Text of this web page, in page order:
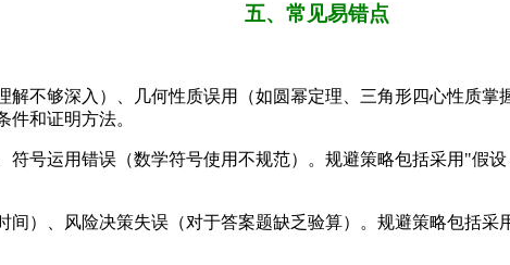
五、常见易错点
解不够深入）、几何性质误用（如圆幂定理、三角形四心性质
和证明方法。
符号运用错误（数学符号使用不规范）。规避策略包括采用"
间）、风险决策失误（对于答案题缺乏验算）。规避策略包括